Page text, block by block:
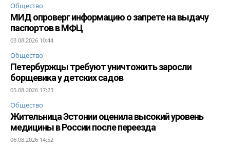
Общество
МИД опроверг информацию о запрете на выдачу
паспортов в МФЦ
03.08.2026 10:44
Общество
Петербуржцы требуют уничтожить заросли
борщевика у детских садов
05.08.2026 17:23
Общество
Жительница Эстонии оценила высокий уровень
медицины в России после переезда
06.08.2026 14:52